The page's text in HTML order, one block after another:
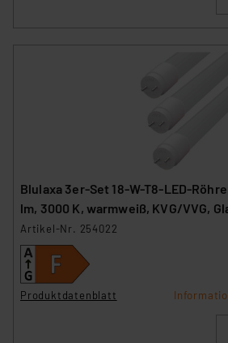
Blulaxa 3er-Set 18-W-T8-LED-
lm, 3000 K, warmweiß, KVG/VVG,
Artikel-Nr. 254022
Produktdatenblatt